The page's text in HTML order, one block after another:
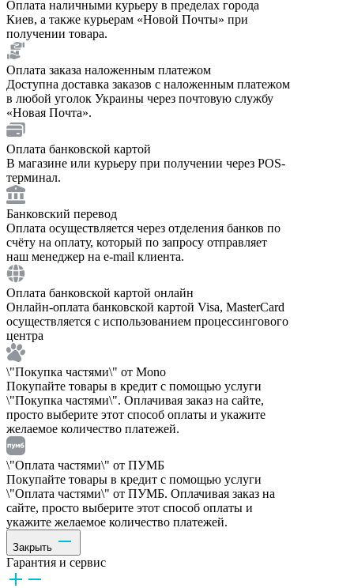
Оплата наличными курьеру в пределах города
Киев, а также курьерам «Новой Почты» при
получении товара.
Оплата заказа наложенным платежом
Доступна доставка заказов с наложенным платежом
в любой уголок Украины через почтовую службу
«Новая Почта».
Оплата банковской картой
В магазине или курьеру при получении через POS-
терминал.
Банковский перевод
Оплата осуществляется через отделения банков по
счёту на оплату, который по запросу отправляет
наш менеджер на e-mail клиента.
Оплата банковской картой онлайн
Онлайн-оплата банковской картой Visa, MasterCard
осуществляется с использованием процессингового
центра
\"Покупка частями\" от Mono
Покупайте товары в кредит с помощью услуги
\"Покупка частями\". Оплачивая заказ на сайте,
просто выберите этот способ оплаты и укажите
желаемое количество платежей.
\"Оплата частями\" от ПУМБ
Покупайте товары в кредит с помощью услуги
\"Оплата частями\" от ПУМБ. Оплачивая заказ на
сайте, просто выберите этот способ оплаты и
укажите желаемое количество платежей.
Закрыть
Гарантия и сервис